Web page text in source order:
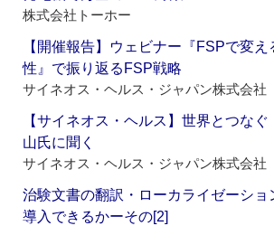
株式会社トーホー
【開催報告】ウェビナー『FSPで変
性』で振り返るFSP戦略
サイネオス・ヘルス・ジャパン株式会社
【サイネオス・ヘルス】世界とつな
山氏に聞く
サイネオス・ヘルス・ジャパン株式会社
治験文書の翻訳・ローカライゼーショ
導入できるかーその[2]